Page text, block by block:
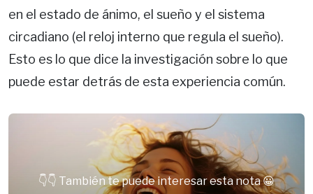
en el estado de ánimo, el sueño y el sistema
circadiano (el reloj interno que regula el sueño).
Esto es lo que dice la investigación sobre lo que
puede estar detrás de esta experiencia común.
👇👇 También te puede interesar esta nota 😀